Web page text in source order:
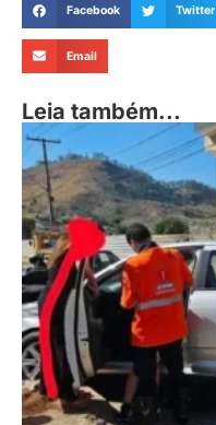
Facebook Twitter
Email
Leia também...